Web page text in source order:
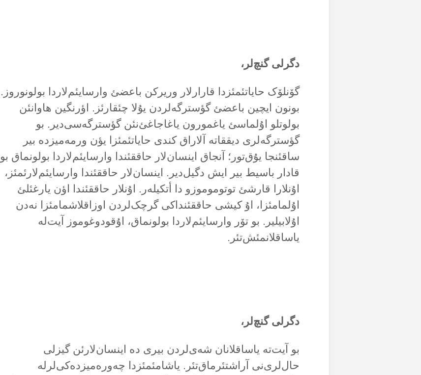
دگرلی گنچ‌لر،
گۆنلۆک حایاتئمئزدا قارارلار وریرکن باعضئ وارسایئم‌لاردا بولونوروز.
بونون ایچین باعضئ گؤسترگەلردن یۇلا چئقارئز. اؤرنگین هاوانئن
بولوتلو اۇلماسئ یاغمورون یاغاجاغئ‌نئن گؤسترگەسی‌دیر. بو
گؤسترگەلری دیققاتە آلاراق کندی حایاتئمئزا یؤن ورمەمیزدە بیر
ساقئنجا یۇق‌تور؛ آنجاق اینسان‌لار حاققئندا وارسایئم‌لاردا بولونماق بو
قادار باسیط بیر ایش دگیل‌دیر. اینسان‌لار حاققئندا وارسایئم‌لارئمئز،
اۇنلارا قارشئ توتوموموزو دا أتکیلەر. اۇنلار حاققئندا اؤن یارغئلئ
اۇلمامئزا، اۇ کیشی حاققئنداکی گرچک‌لردن اوزاقلاشمامئزا نەدن
اۇلابیلیر. بو تۆر وارسایئم‌لاردا بولونماق، اۇقودوغوموز آیت‌لە
یاساقلانمئش‌تئر.
دگرلی گنچ‌لر،
بو آیت‌تە یاساقلانان شەی‌لردن بیری دە اینسان‌لارئن گیزلی
حال‌لری‌نی آراشتئرماق‌تئر. یاشامئمئزدا چەورەمیزدەکی‌لرلە